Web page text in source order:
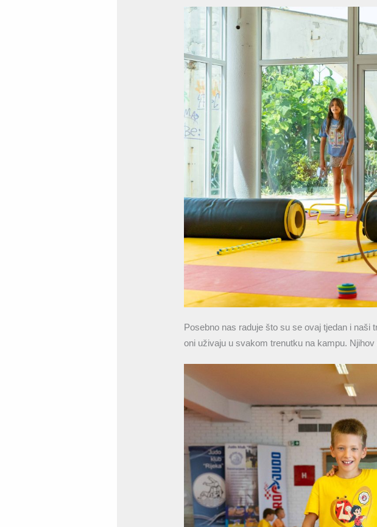
Posebno nas raduje što su se ovaj tjedan i
oni uživaju u svakom trenutku na kampu.